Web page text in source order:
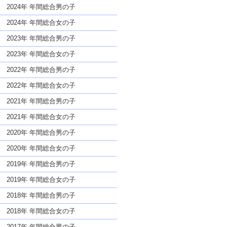
名前であっても奇抜すぎない
2024年 年間総合男の子
2024年 年間総合女の子
2023年 年間総合男の子
2023年 年間総合女の子
2022年 年間総合男の子
2022年 年間総合女の子
2021年 年間総合男の子
2021年 年間総合女の子
2020年 年間総合男の子
2020年 年間総合女の子
2019年 年間総合男の子
2019年 年間総合女の子
2018年 年間総合男の子
2018年 年間総合女の子